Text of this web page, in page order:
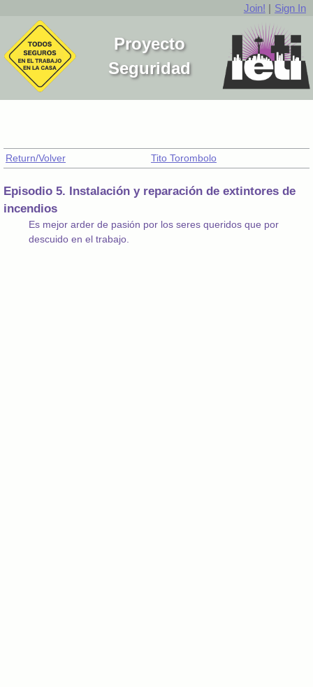
Join! | Sign In
Proyecto
Seguridad
Return/Volver Tito Torombolo
Episodio 5. Instalación y reparación de extintores de
incendios
Es mejor arder de pasión por los seres queridos que por
descuido en el trabajo.